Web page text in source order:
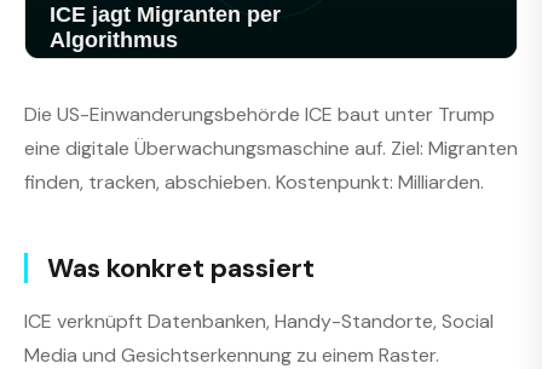
Die US-Einwanderungsbehörde ICE baut unter Trump
eine digitale Überwachungsmaschine auf. Ziel: Migranten
finden, tracken, abschieben. Kostenpunkt: Milliarden.
Was konkret passiert
ICE verknüpft Datenbanken, Handy-Standorte, Social
Media und Gesichtserkennung zu einem Raster.